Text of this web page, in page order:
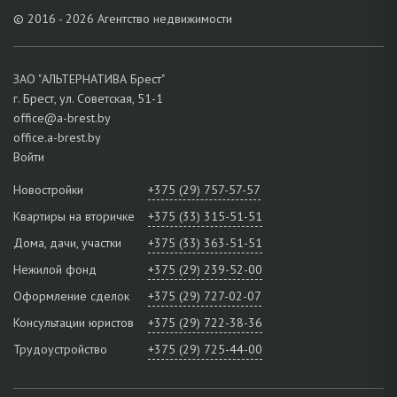
© 2016 - 2026 Агентство недвижимости
ЗАО "АЛЬТЕРНАТИВА Брест"
г. Брест, ул. Советская, 51-1
office@a-brest.by
office.a-brest.by
Войти
Новостройки
+375 (29) 757-57-57
Квартиры на вторичке
+375 (33) 315-51-51
Дома, дачи, участки
+375 (33) 363-51-51
Нежилой фонд
+375 (29) 239-52-00
Оформление сделок
+375 (29) 727-02-07
Консультации юристов
+375 (29) 722-38-36
Трудоустройство
+375 (29) 725-44-00